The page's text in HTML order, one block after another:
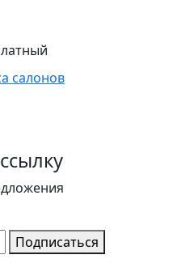
салонов
Подписаться